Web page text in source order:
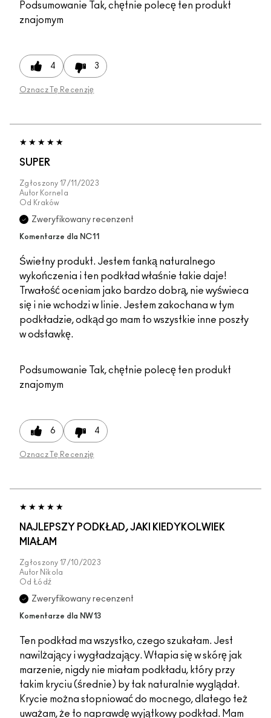
Podsumowanie Tak, chętnie polecę ten produkt
znajomym
4 3
Oznacz Tę Recenzję
SUPER
Zgłoszony 17/11/2023
Autor Kornela
Od Kraków
Zweryfikowany recenzent
Komentarze dla NC11
Świetny produkt. Jestem fanką naturalnego
wykończenia i ten podkład właśnie takie daje!
Trwałość oceniam jako bardzo dobrą, nie wyświeca
się i nie wchodzi w linie. Jestem zakochana w tym
podkładzie, odkąd go mam to wszystkie inne poszły
w odstawkę.
Podsumowanie Tak, chętnie polecę ten produkt
znajomym
6 4
Oznacz Tę Recenzję
NAJLEPSZY PODKŁAD, JAKI KIEDYKOLWIEK
MIAŁAM
Zgłoszony 17/10/2023
Autor Nikola
Od Łódź
Zweryfikowany recenzent
Komentarze dla NW13
Ten podkład ma wszystko, czego szukałam. Jest
nawilżający i wygładzający. Wtapia się w skórę jak
marzenie, nigdy nie miałam podkładu, który przy
takim kryciu (średnie) by tak naturalnie wyglądał.
Krycie można stopniować do mocnego, dlatego też
uważam, że to naprawdę wyjątkowy podkład. Mam